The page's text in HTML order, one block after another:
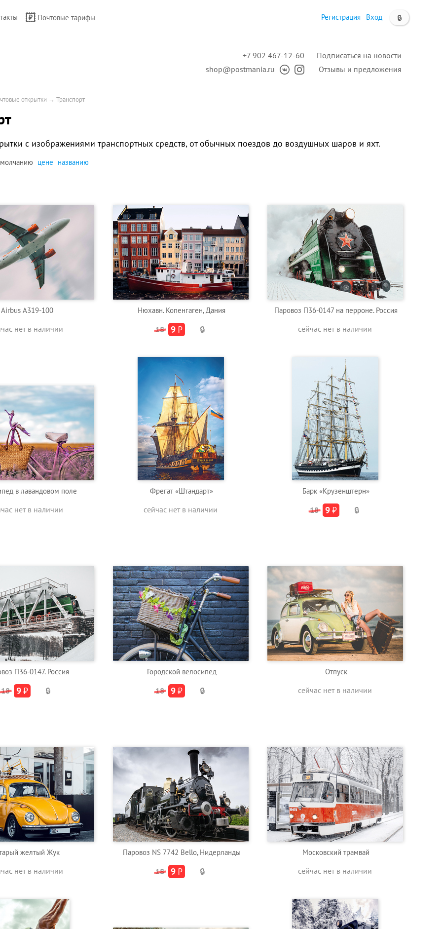
Почтовые тарифы 🔒
Регистрация Вход
Подписаться на новости
Отзывы и предложения
+7 902 467-12-60
shop@postmania.ru
открытки → Транспорт
с изображениями транспортных средств, от обычных поездов до воздушных шаров и яхт.
цене названию
Airbus A319-100
нет в наличии
Нюхавн. Копенгаген, Дания
18 9₽ 🔒
Паровоз П36-0147 на перроне. Россия
сейчас нет в наличии
в лавандовом поле
нет в наличии
Фрегат «Штандарт»
сейчас нет в наличии
Барк «Крузенштерн»
18 9₽ 🔒
П36-0147. Россия
18 9₽ 🔒
Городской велосипед
18 9₽ 🔒
Отпуск
сейчас нет в наличии
желтый Жук
нет в наличии
Паровоз NS 7742 Bello, Нидерланды
18 9₽ 🔒
Московский трамвай
сейчас нет в наличии